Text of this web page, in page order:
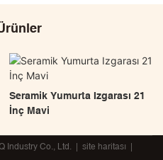
Seramik Yumurta Izgarası 21
İnç Mavi
Industry Co., Ltd. | site haritası